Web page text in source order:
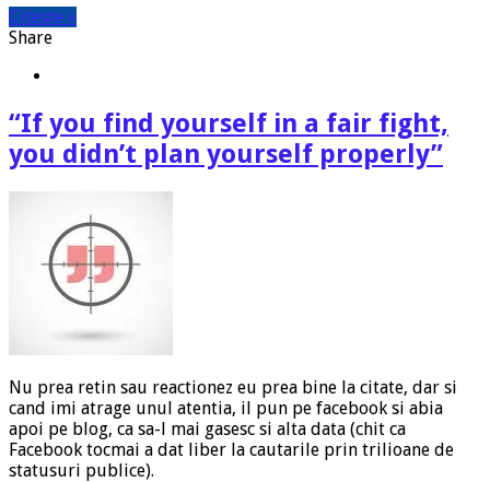
Citeste »
Share
“If you find yourself in a fair fight,
you didn’t plan yourself properly”
Nu prea retin sau reactionez eu prea bine la citate, dar si
cand imi atrage unul atentia, il pun pe facebook si abia
apoi pe blog, ca sa-l mai gasesc si alta data (chit ca
Facebook tocmai a dat liber la cautarile prin trilioane de
statusuri publice).